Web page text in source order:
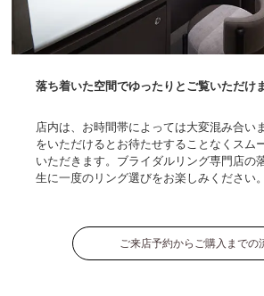
落ち着いた空間でゆったりとご覧いただけ
店内は、お時間帯によっては大変混み合い
をいただけるとお待たせすることなくスム
いただきます。ブライダルリング専門店の
生に一度のリング選びをお楽しみください。
ご来店予約からご購入までの